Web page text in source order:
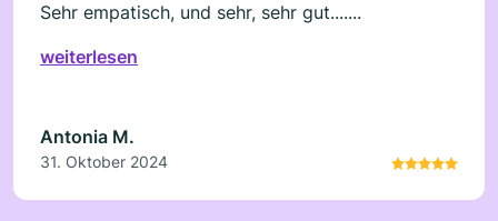
Sehr empatisch, und sehr, sehr gut.......
weiterlesen
Antonia M.
31. Oktober 2024